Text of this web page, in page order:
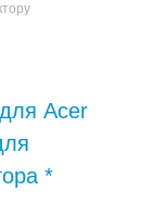
Acer
*